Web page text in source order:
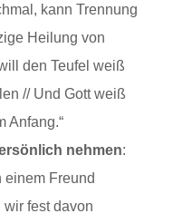
kann Trennung
Heilung von
den Teufel weiß
// Und Gott weiß
Anfang.“
nehmen:
einem Freund
fest davon